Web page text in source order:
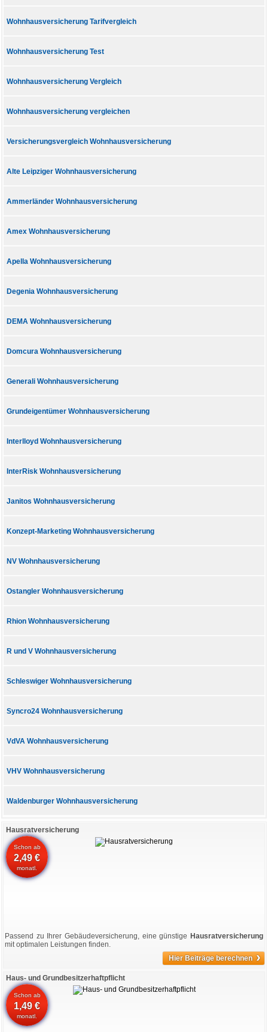
Wohnhausversicherung Tarifvergleich
Wohnhausversicherung Test
Wohnhausversicherung Vergleich
Wohnhausversicherung vergleichen
Versicherungsvergleich Wohnhausversicherung
Alte Leipziger Wohnhausversicherung
Ammerländer Wohnhausversicherung
Amex Wohnhausversicherung
Apella Wohnhausversicherung
Degenia Wohnhausversicherung
DEMA Wohnhausversicherung
Domcura Wohnhausversicherung
Generali Wohnhausversicherung
Grundeigentümer Wohnhausversicherung
Interlloyd Wohnhausversicherung
InterRisk Wohnhausversicherung
Janitos Wohnhausversicherung
Konzept-Marketing Wohnhausversicherung
NV Wohnhausversicherung
Ostangler Wohnhausversicherung
Rhion Wohnhausversicherung
R und V Wohnhausversicherung
Schleswiger Wohnhausversicherung
Syncro24 Wohnhausversicherung
VdVA Wohnhausversicherung
VHV Wohnhausversicherung
Waldenburger Wohnhausversicherung
Hausratversicherung
Schon ab
2,49 €
monatl.
Passend zu Ihrer Gebäudeversicherung, eine günstige Hausratversicherung
mit optimalen Leistungen finden.
Hier Beiträge berechnen ›
Haus- und Grundbesitzerhaftpflicht
Schon ab
1,49 €
monatl.